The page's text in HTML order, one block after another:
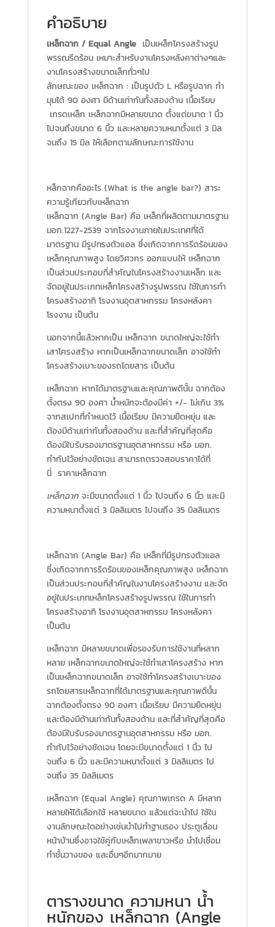
คำอธิบาย
เหล็กฉาก / Equal Angle เป็นเหล็กโครงสร้างรูป
พรรณรีดร้อน เหมาะสำหรับงานโครงหลังคาต่างๆและ
งานโครงสร้างขนาดเล็กทั่วๆไป
ลักษณะของ เหล็กฉาก : เป็นรูปตัว L หรือรูปฉาก ทำ
มุมได้ 90 องศา มีด้านเท่ากันทั้งสองด้าน เนื้อเรียบ
เกรดเหล็ก เหล็กฉากมีหลายขนาด ตั้งแต่ขนาด 1 นิ้ว
ไปจนถึงขนาด 6 นิ้ว และหลายความหนาตั้งแต่ 3 มิล
จนถึง 15 มิล ให้เลือกตามลักษณะการใช้งาน
หล็กฉากคืออะไร (What is the angle bar?) สาระ
ความรู้เกียวกับเหล็กฉาก
เหล็กฉาก (Angle Bar) คือ เหล็กที่ผลิตตามมาตรฐาน
มอก.1227-2539 จากโรงงานภายในประเทศที่ได้
มาตรฐาน มีรูปทรงตัวแอล ซึ่งเกิดจากการรีดร้อนของ
เหล็กคุณภาพสูง โดยวิศวกร ออกแบบให้ เหล็กฉาก
เป็นส่วนประกอบที่สำคัญในโครงสร้างงานเหล็ก และ
จัดอยู่ในประเภทเหล็กโครงสร้างรูปพรรณ ใช้ในการทำ
โครงสร้างอาทิ โรงงานอุตสาหกรรม โครงหลังคา
โรงงาน เป็นต้น
นอกจากนี้แล้วหากเป็น เหล็กฉาก ขนาดใหญ่จะใช้ทำ
เสาโครงสร้าง หากเป็นเหล็กฉากขนาดเล็ก อาจใช้ทำ
โครงสร้างเบาะของรถโดยสาร เป็นต้น
เหล็กฉาก หากได้มาตรฐานและคุณภาพดีนั้น ฉากต้อง
ตั้งตรง 90 องศา น้ำหนักจะต้องมีค่า +/- ไม่เกิน 3%
จากสเปกที่กำหนดไว้ เนื้อเรียบ มีความยืดหยุ่น และ
ต้องมีด้านเท่ากันทั้งสองด้าน และที่สำคัญที่สุดคือ
ต้องมีใบรับรองมาตรฐานอุตสาหกรรม หรือ มอก.
กำกับไว้อย่างชัดเจน สามารถตรวจสอบราคาได้ที่
นี่ ราคาเหล็กฉาก
เหล็กฉากจะมีขนาดตั้งแต่ 1 นิ้ว ไปจนถึง 6 นิ้ว และมี
ความหนาตั้งแต่ 3 มิลลิเมตร ไปจนถึง 35 มิลลิเมตร
เหล็กฉาก (Angle Bar) คือ เหล็กที่มีรูปทรงตัวแอล
ซึ่งเกิดจากการรีดร้อนของเหล็กคุณภาพสูง เหล็กฉาก
เป็นส่วนประกอบที่สำคัญในงานโครงสร้างงาน และจัด
อยู่ในประเภทเหล็กโครงสร้างรูปพรรณ ใช้ในการทำ
โครงสร้างอาทิ โรงงานอุตสาหกรรม โครงหลังคา
เป็นต้น
เหล็กฉาก มีหลายขนาดเพื่อรองรับการใช้งานที่หลาก
หลาย เหล็กฉากขนาดใหญ่จะใช้ทำเสาโครงสร้าง หาก
เป็นเหล็กฉากขนาดเล็ก อาจใช้ทำโครงสร้างเบาะของ
รถโดยสารเหล็กฉากที่ได้มาตรฐานและคุณภาพดีนั้น
ฉากต้องตั้งตรง 90 องศา เนื้อเรียบ มีความยืดหยุ่น
และต้องมีด้านเท่ากันทั้งสองด้าน และที่สำคัญที่สุดคือ
ต้องมีใบรับรองมาตรฐานอุตสาหกรรม หรือ มอก.
กำกับไว้อย่างชัดเจน โดยจะมีขนาดตั้งแต่ 1 นิ้ว ไป
จนถึง 6 นิ้ว และมีความหนาตั้งแต่ 3 มิลลิเมตร ไป
จนถึง 35 มิลลิเมตร
เหล็กฉาก (Equal Angle) คุณภาพเกรด A มีหลาก
หลายให้ได้เลือกใช้ หลายขนาด แล้วแต่จะนำไป ใช้ใน
งานลักษณะใดอย่างเช่นนำไปทำฐานรอง ประตูเลื่อน
หน้าบ้านซึ่งอาจใช้คู่กับเหล็กเพลาขาวหรือ นำไปเชื่อม
ทำชั้นวางของ และอื่นๆอีกมากมาย
ตารางขนาด ความหนา น้ำ
หนักของ เหล็กฉาก (Angle